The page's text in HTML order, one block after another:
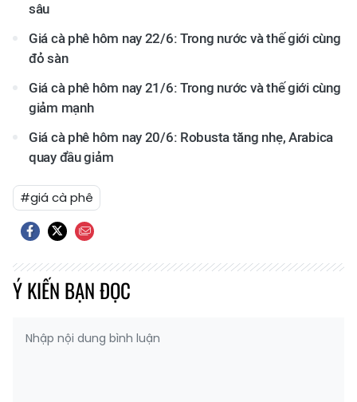
sâu
Giá cà phê hôm nay 22/6: Trong nước và thế giới cùng
đỏ sàn
Giá cà phê hôm nay 21/6: Trong nước và thế giới cùng
giảm mạnh
Giá cà phê hôm nay 20/6: Robusta tăng nhẹ, Arabica
quay đầu giảm
#giá cà phê
Ý KIẾN BẠN ĐỌC